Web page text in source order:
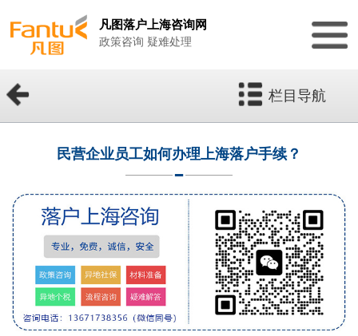
凡图落户上海咨询网
政策咨询 疑难处理
栏目导航
民营企业员工如何办理上海落户手续？